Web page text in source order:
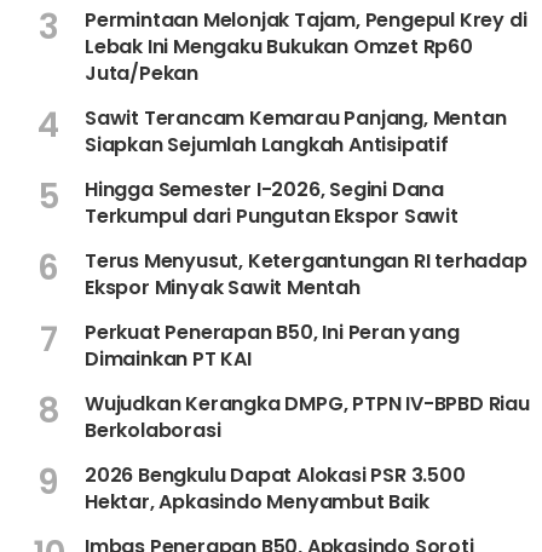
3
Permintaan Melonjak Tajam, Pengepul Krey di
Lebak Ini Mengaku Bukukan Omzet Rp60
Juta/Pekan
4
Sawit Terancam Kemarau Panjang, Mentan
Siapkan Sejumlah Langkah Antisipatif
5
Hingga Semester I-2026, Segini Dana
Terkumpul dari Pungutan Ekspor Sawit
6
Terus Menyusut, Ketergantungan RI terhadap
Ekspor Minyak Sawit Mentah
7
Perkuat Penerapan B50, Ini Peran yang
Dimainkan PT KAI
8
Wujudkan Kerangka DMPG, PTPN IV-BPBD Riau
Berkolaborasi
9
2026 Bengkulu Dapat Alokasi PSR 3.500
Hektar, Apkasindo Menyambut Baik
Imbas Penerapan B50, Apkasindo Soroti